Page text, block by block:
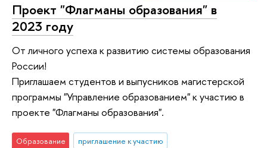
Проект "Флагманы образования" в
2023 году
От личного успеха к развитию системы образования
России!
Приглашаем студентов и выпусников магистерской
программы "Управление образованием" к участию в
проекте "Флагманы образования".
Образование приглашение к участию